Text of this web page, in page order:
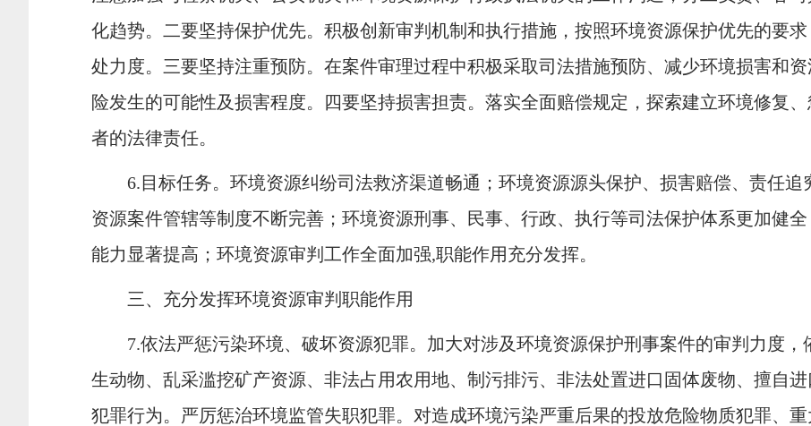
化趋势。二要坚持保护优先。积极创新审判机制和执行措施，按照环境资源保护优先的要
处力度。三要坚持注重预防。在案件审理过程中积极采取司法措施预防、减少环境损害和
险发生的可能性及损害程度。四要坚持损害担责。落实全面赔偿规定，探索建立环境修复
者的法律责任。
6. 目标任务。环境资源纠纷司法救济渠道畅通；环境资源源头保护、损害赔偿、责任
资源案件管辖等制度不断完善；环境资源刑事、民事、行政、执行等司法保护体系更加健
能力显著提高；环境资源审判工作全面加强,职能作用充分发挥。
三、充分发挥环境资源审判职能作用
7.依法严惩污染环境、破坏资源犯罪。加大对涉及环境资源保护刑事案件的审判力度
生动物、乱采滥挖矿产资源、非法占用农用地、制污排污、非法处置进口固体废物、擅自
犯罪行为。严厉惩治环境监管失职犯罪。对造成环境污染严重后果的投放危险物质犯罪、